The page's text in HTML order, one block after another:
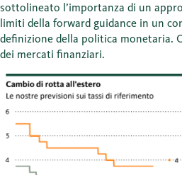
sottolineato l’importanza di un
limiti della forward guidance in un
definizione della politica monetaria.
dei mercati finanziari.